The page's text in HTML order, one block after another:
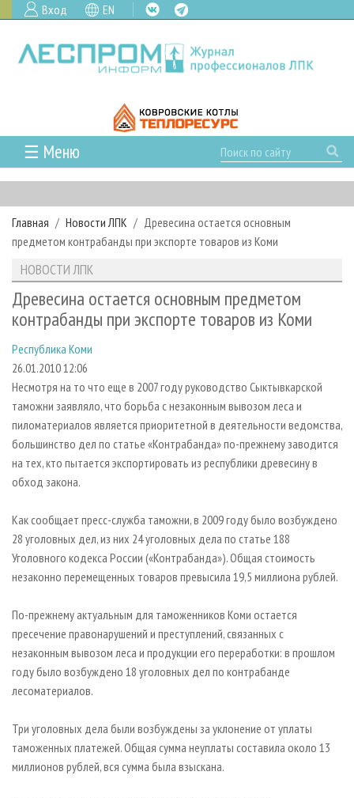
Вход EN
☰ Меню
ГЛАВНАЯ
РУБРИКИ И ТЕМЫ
РУБРИКИ ЖУРНАЛА
ЛЕСОЗАГОТОВКА
ЛЕСОПИЛЕНИЕ
СУШКА ДРЕВЕСИНЫ
ПРОИЗВОДСТВО ДРЕВЕСНЫХ ПЛИТ
ДЕРЕВЯННОЕ ДОМОСТРОЕНИЕ
ПРОИЗВОДСТВО МЕБЕЛИ
БИОЭНЕРГЕТИКА
ИНСТРУМЕНТ И МАТЕРИАЛЫ
НОВОСТИ
НОВОСТИ ЛПК
НОВОСТИ ЖУРНАЛА
ПРОЕКТЫ ЛПИ
АНАЛИТИКА
ПРЕДПРИЯТИЯ ЛПК
ПЕРСОНЫ
МОБИЛЬНЫЕ ВЫСТАВКИ
ОФИЦИАЛЬНЫЕ ДЕЛЕГАЦИИ
ПРИОРИТЕТНЫЕ ИНВЕСТПРОЕКТЫ
RUSSIAN FORESTRY REVIEW
БИБЛИОТЕКА СПЕЦИАЛИСТА
АРХИВ ЖУРНАЛОВ
СТАТЬИ
О ЖУРНАЛЕ
ПОДПИСКА
КОНТАКТЫ
РЕКЛАМОДАТЕЛЯМ
РЕКЛАМА
РЕКЛАМА НА САЙТЕ
Главная Новости ЛПК
Древесина остается основным
предметом контрабанды при экспорте товаров из Коми
НОВОСТИ ЛПК
Древесина остается основным предметом
контрабанды при экспорте товаров из Коми
Республика Коми
26.01.2010 12:06
Несмотря на то что еще в 2007 году руководство Сыктывкарской
таможни заявляло, что борьба с незаконным вывозом леса и
пиломатериалов является приоритетной в деятельности ведомства,
большинство дел по статье «Контрабанда» по-прежнему заводится
на тех, кто пытается экспортировать из республики древесину в
обход закона.
Как сообщает пресс-служба таможни, в 2009 году было возбуждено
28 уголовных дел, из них 24 уголовных дела по статье 188
Уголовного кодекса России («Контрабанда»). Общая стоимость
незаконно перемещенных товаров превысила 19,5 миллиона рублей.
По-прежнему актуальным для таможенников Коми остается
пресечение правонарушений и преступлений, связанных с
незаконным вывозом леса и продукции его переработки: в прошлом
году было возбуждено 18 уголовных дел по контрабанде
лесоматериалов.
Три уголовных дела были возбуждены за уклонение от уплаты
таможенных платежей. Общая сумма неуплаты составила около 13
миллионов рублей, вся сумма была взыскана.